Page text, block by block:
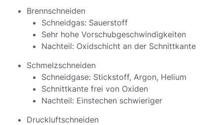
Brennschneiden
Schneidgas: Sauerstoff
Sehr hohe Vorschubgeschwindigkeiten
Nachteil: Oxidschicht an der Schnittkante
Schmelzschneiden
Schneidgase: Stickstoff, Argon, Helium
Schnittkante frei von Oxiden
Nachteil: Einstechen schwieriger
Druckluftschneiden